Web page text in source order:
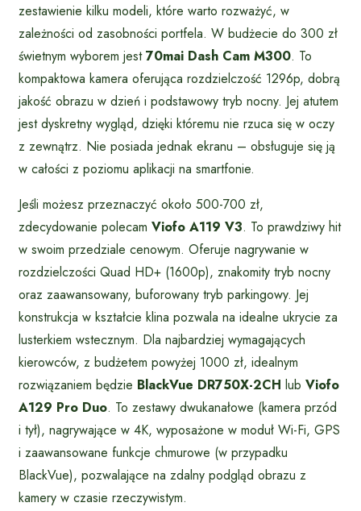
zestawienie kilku modeli, które warto rozważyć, w
zależności od zasobności portfela. W budżecie do 300 zł
świetnym wyborem jest70mai Dash Cam M300. To
kompaktowa kamera oferująca rozdzielczość 1296p, dobrą
jakość obrazu w dzień i podstawowy tryb nocny. Jej atutem
jest dyskretny wygląd, dzięki któremu nie rzuca się w oczy
z zewnątrz. Nie posiada jednak ekranu – obsługuje się ją
w całości z poziomu aplikacji na smartfonie.
Jeśli możesz przeznaczyć około 500-700 zł,
zdecydowanie polecam Viofo A119 V3. To prawdziwy hit
w swoim przedziale cenowym. Oferuje nagrywanie w
rozdzielczości Quad HD+ (1600p), znakomity tryb nocny
oraz zaawansowany, buforowany tryb parkingowy. Jej
konstrukcja w kształcie klina pozwala na idealne ukrycie za
lusterkiem wstecznym. Dla najbardziej wymagających
kierowców, z budżetem powyżej 1000 zł, idealnym
rozwiązaniem będzie BlackVue DR750X-2CH lub Viofo
A129 Pro Duo. To zestawy dwukanałowe (kamera przód
i tył), nagrywające w 4K, wyposażone w moduł Wi-Fi, GPS
i zaawansowane funkcje chmurowe (w przypadku
BlackVue), pozwalające na zdalny podgląd obrazu z
kamery w czasie rzeczywistym.